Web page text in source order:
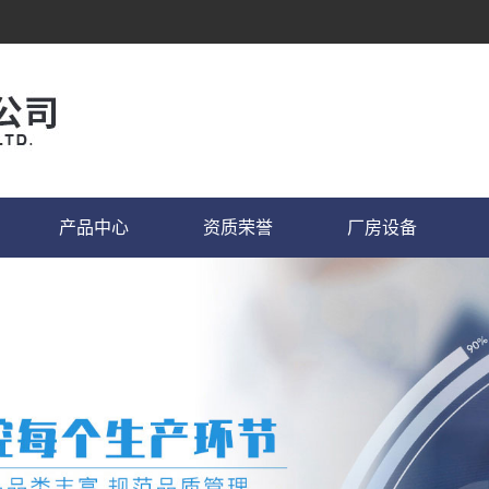
产品中心 资质荣誉 厂房设备